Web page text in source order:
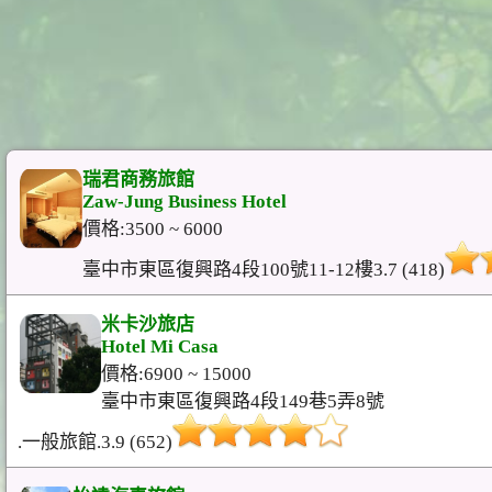
瑞君商務旅館
Zaw-Jung Business Hotel
價格:3500 ~ 6000
臺中市東區復興路4段100號11-12樓3.7 (418)
米卡沙旅店
Hotel Mi Casa
價格:6900 ~ 15000
臺中市東區復興路4段149巷5弄8號
.一般旅館.3.9 (652)